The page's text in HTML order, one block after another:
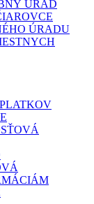
ÚRAD
ÚRADU